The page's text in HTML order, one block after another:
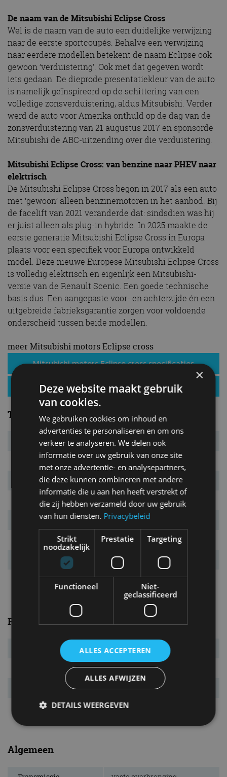
De naam van de Mitsubishi Eclipse Cross
Wel is de naam van de auto een duidelijke verwijzing
naar de eerste sportcoupés. Behalve een verwijzing
naar eerdere modellen betekent de naam Eclipse ook
gewoon ‘verduistering’. Ook met dat gegeven wordt
iets gedaan. De dieprode presentatiekleur van de auto
is namelijk geïnspireerd op de schittering van een
volledige zonsverduistering, aldus Mitsubishi. Verder
werd de auto voor Amerika onthuld op de dag van de
zonsverduistering van 21 augustus 2017 en sponsorde
Mitsubishi de ABC-uitzending over die verduistering.
Mitsubishi Eclipse Cross: van benzine naar PHEV naar
elektrisch
De Mitsubishi Eclipse Cross begon in 2017 als een auto
met ‘gewoon’ alleen benzinemotoren in het aanbod. Bij
de facelift van 2021 veranderde dat: sindsdien was hij
er juist alleen als plug-in hybride. In 2025 maakte de
eerste generatie Mitsubishi Eclipse Cross in Europa
plaats voor een specifiek voor Europa ontwikkeld
model. Deze nieuwe Europese Mitsubishi Eclipse Cross
is volledig elektrisch en eigenlijk een Mitsubishi-
versie van de Renault Scenic. Een goede technische
basis dus. Een aangepaste voor- en achterzijde én een
uitgebreide fabrieksgarantie zorgen voor voldoende
onderscheid tussen beide modellen.
meer Mitsubishi motors Eclipse cross
Mitsubishi motors Eclipse cross specificaties
Mitsubishi motors Eclipse cross nieuws
Technisch
Motortype elektrisch
lithium-ion
Capaciteit 87,0 kWh
Aandrijving voorwielen
Remmen v/a gev. schijven/schijven
10,9 m
621 km
Vermogensrange alleen 160 kW
Prestaties
Systeemvermogen 160 kW (220 pk)
Systeemkoppel 300 Nm
Acc. 0-100 km/u 7,9 s
Topsnelheid 170 km/u
Algemeen
×
Deze website maakt gebruik
van cookies.
We gebruiken cookies om inhoud en
advertenties te personaliseren en om ons
verkeer te analyseren. We delen ook
informatie over uw gebruik van onze site
met onze advertentie- en analysepartners,
die deze kunnen combineren met andere
informatie die u aan hen heeft verstrekt of
die zij hebben verzameld door uw gebruik
van hun diensten. Privacybeleid
Strikt
noodzakelijk
Prestatie Targeting
Functioneel
Niet-
geclassificeerd
ALLES ACCEPTEREN
ALLES AFWIJZEN
DETAILS WEERGEVEN